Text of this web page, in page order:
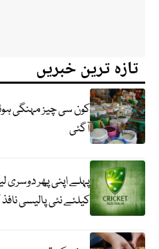
تازہ ترین خبریں
کون سی چیز مہنگی
آگئی
پہلے اپنی پھر دوسری
کیلئے نئی پالیسی